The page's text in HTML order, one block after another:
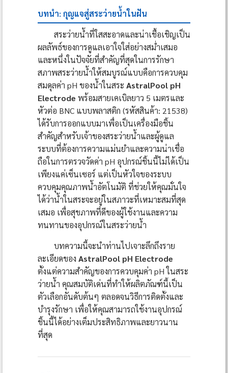
บทนำ: กุญแจสู่สระว่ายน้ำในฝัน
สระว่ายน้ำที่ใสสะอาดและน่าเชื้อเชิญเป็น
ผลลัพธ์ของการดูแลเอาใจใส่อย่างสม่ำเสมอ
และหนึ่งในปัจจัยที่สำคัญที่สุดในการรักษา
สภาพสระว่ายน้ำให้สมบูรณ์แบบคือการควบคุม
สมดุลค่า pH ของน้ำในสระ AstralPool pH
Electrode พร้อมสายเคเบิลยาว 5 เมตรและ
หัวต่อ BNC แบบพลาสติก (รหัสสินค้า: 21538)
ได้รับการออกแบบมาเพื่อเป็นเครื่องมือชิ้น
สำคัญสำหรับเจ้าของสระว่ายน้ำและผู้ดูแล
ระบบที่ต้องการความแม่นยำและความน่าเชื่อ
ถือในการตรวจวัดค่า pH อุปกรณ์ชิ้นนี้ไม่ได้เป็น
เพียงแค่เซ็นเซอร์ แต่เป็นหัวใจของระบบ
ควบคุมคุณภาพน้ำอัตโนมัติ ที่ช่วยให้คุณมั่นใจ
ได้ว่าน้ำในสระจะอยู่ในสภาวะที่เหมาะสมที่สุด
เสมอ เพื่อสุขภาพที่ดีของผู้ใช้งานและความ
ทนทานของอุปกรณ์ในสระว่ายน้ำ
บทความนี้จะนำท่านไปเจาะลึกถึงราย
ละเอียดของ AstralPool pH Electrode
ตั้งแต่ความสำคัญของการควบคุมค่า pH ในสระ
ว่ายน้ำ คุณสมบัติเด่นที่ทำให้ผลิตภัณฑ์นี้เป็น
ตัวเลือกอันดับต้นๆ ตลอดจนวิธีการติดตั้งและ
บำรุงรักษา เพื่อให้คุณสามารถใช้งานอุปกรณ์
ชิ้นนี้ได้อย่างเต็มประสิทธิภาพและยาวนาน
ที่สุด